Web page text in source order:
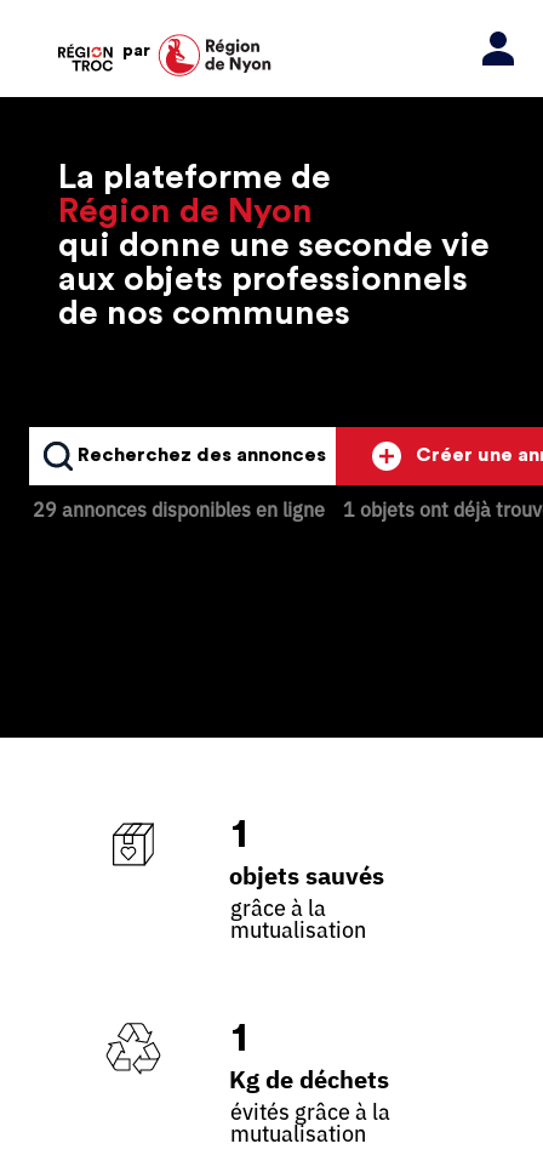
par
La plateforme de
Région de Nyon
qui donne une seconde vie
aux objets professionnels
de nos communes
Recherchez des annonces
29 annonces disponibles en ligne
Créer une
1 objets ont déjà
1
objets sauvés
grâce à la
mutualisation
1
Kg de déchets
évités grâce à la
mutualisation